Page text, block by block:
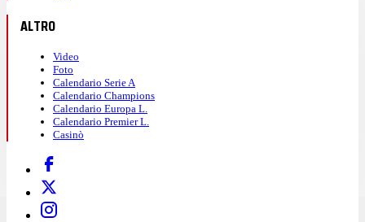
ALTRO
Video
Foto
Calendario Serie A
Calendario Champions
Calendario Europa L.
Calendario Premier L.
Casinò